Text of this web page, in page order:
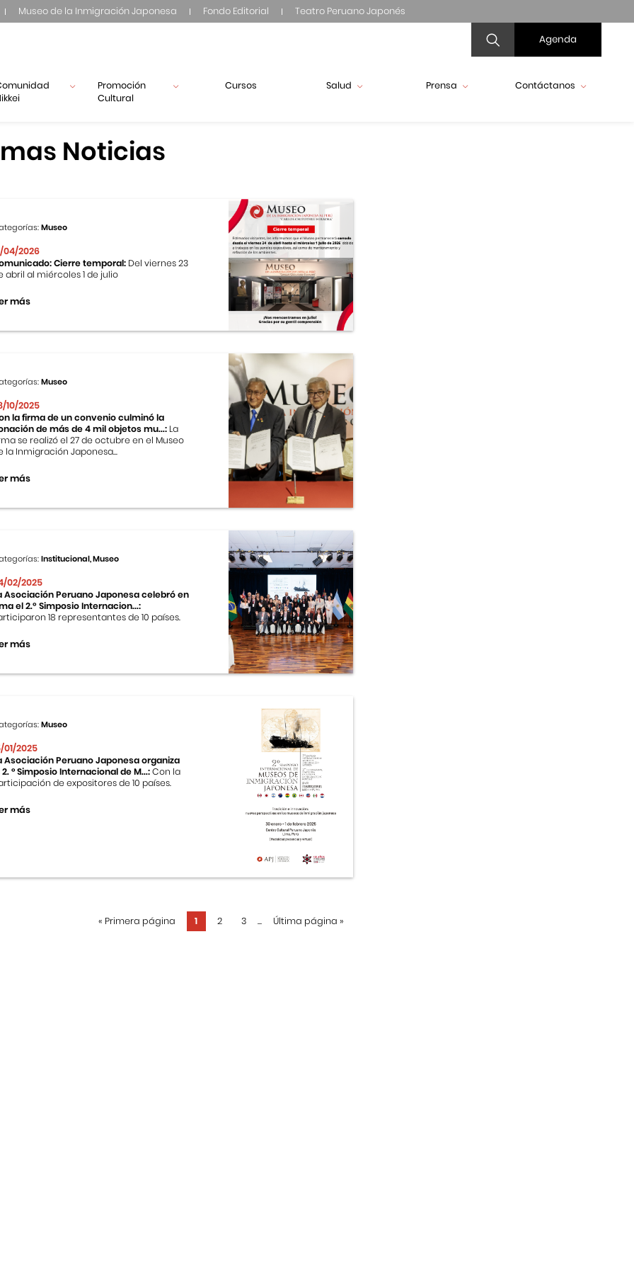
Museo de la Inmigración Japonesa Fondo Editorial Teatro Peruano Japonés
Agenda
Promoción
Cultural
Cursos Salud Prensa Contáctanos
Noticias
Museo
04/2026
Cierre temporal: Del viernes 23
abril al miércoles 1 de julio
más
Museo
10/2025
la firma de un convenio culminó la
de más de 4 mil objetos mu...: La
se realizó el 27 de octubre en el Museo
la Inmigración Japonesa...
más
Institucional, Museo
02/2025
Asociación Peruano Japonesa celebró en
el 2.º Simposio Internacion...:
18 representantes de 10 países.
más
Museo
01/2025
Asociación Peruano Japonesa organiza
2. ° Simposio Internacional de M...:Con la
de expositores de 10 países.
más
« Primera página 1 2 3 ... Última página »